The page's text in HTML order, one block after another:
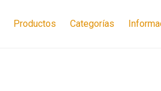
Productos Categorías